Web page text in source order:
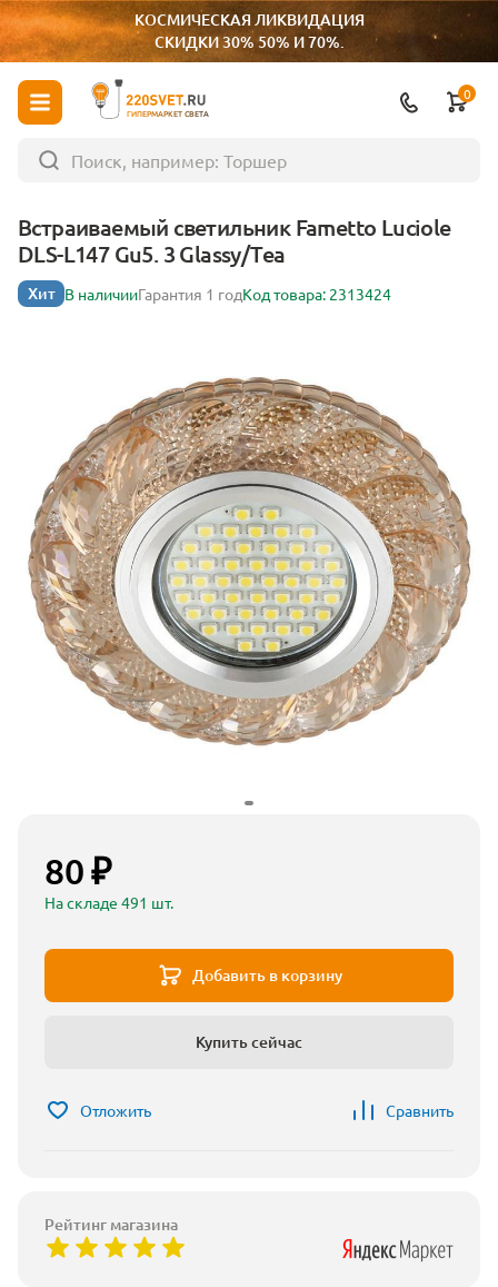
КОСМИЧЕСКАЯ ЛИКВИДАЦИЯ
СКИДКИ 30% 50% И 70%.
ГИПЕРМАРКЕТ СВЕТА
0
Встраиваемый светильник Fametto Luciole
DLS-L147 Gu5. 3 Glassy/Tea
Хит В наличииГарантия 1 годКод товара: 2313424
80 ₽
На складе 491 шт.
Добавить в корзину
Купить сейчас
Отложить Сравнить
Рейтинг магазина